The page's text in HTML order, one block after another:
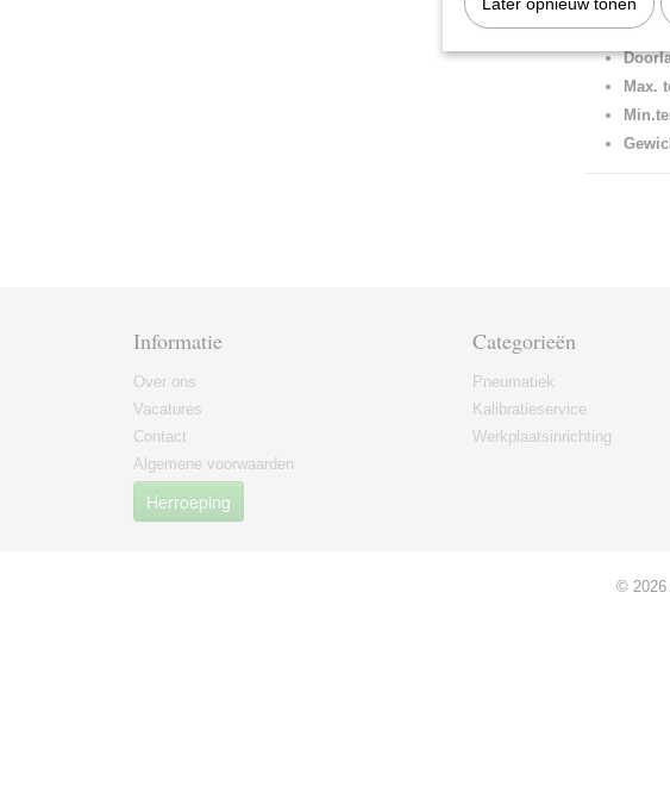
Max.
Max.
Informatie
Over ons
Vacatures
Contact
Algemene voorwaarden
Herroeping
Categorieën
Pneumatiek
Kalibratieservice
Werkplaatsinrichting
© 2026